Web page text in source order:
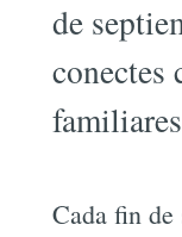
de
Cada fin